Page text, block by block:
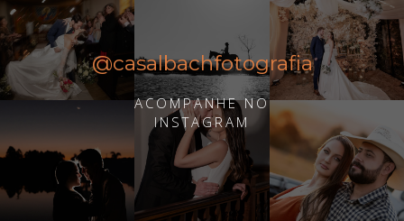
@casalbachfotografia
ACOMPANHE NO
INSTAGRAM